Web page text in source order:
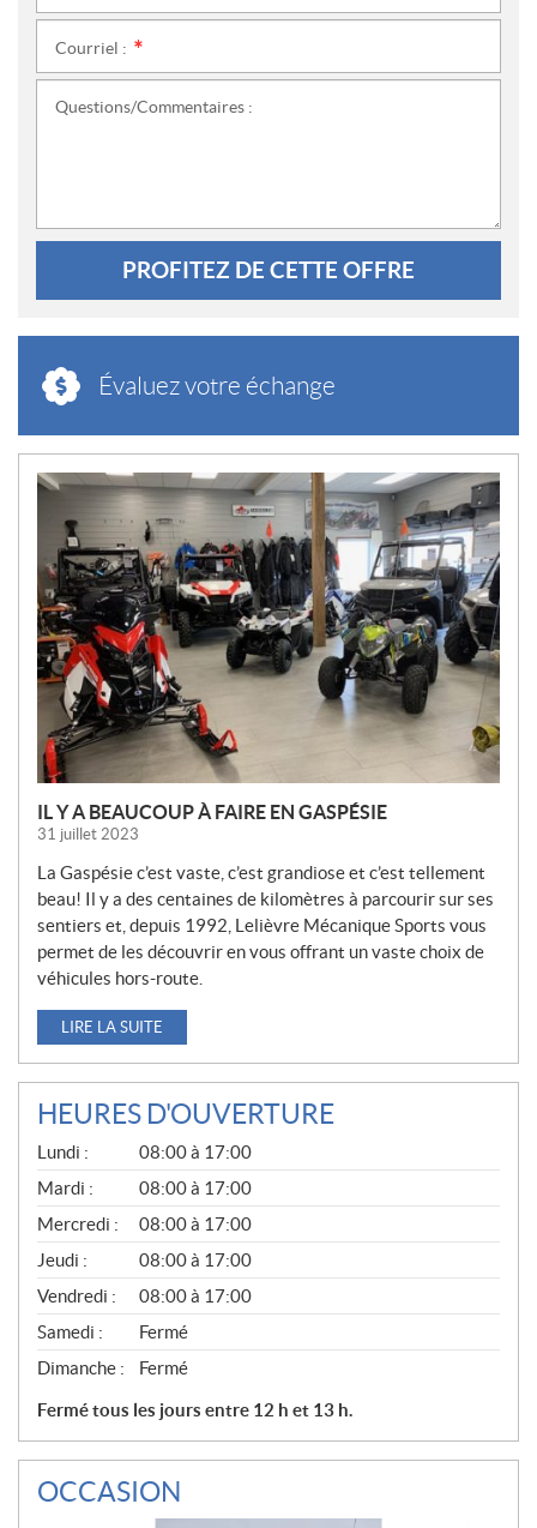
Courriel :
Questions/Commentaires :
PROFITEZ DE CETTE OFFRE
Évaluez votre échange
N
V
E
L
L
E
IL Y A BEAUCOUP À FAIRE EN GASPÉSIE
31 juillet 2023
La Gaspésie c’est vaste, c’est grandiose et c’est tellement
beau! Il y a des centaines de kilomètres à parcourir sur ses
sentiers et, depuis 1992, Lelièvre Mécanique Sports vous
permet de les découvrir en vous offrant un vaste choix de
véhicules hors-route.
LIRE LA SUITE
HEURES D'OUVERTURE
G
É
N
É
R
A
L
Lundi :
08:00 à 17:00
Mardi :
08:00 à 17:00
Mercredi :
08:00 à 17:00
Jeudi :
08:00 à 17:00
Vendredi :
08:00 à 17:00
Samedi :
Fermé
Dimanche :
Fermé
Fermé tous les jours entre 12 h et 13 h.
OCCASION